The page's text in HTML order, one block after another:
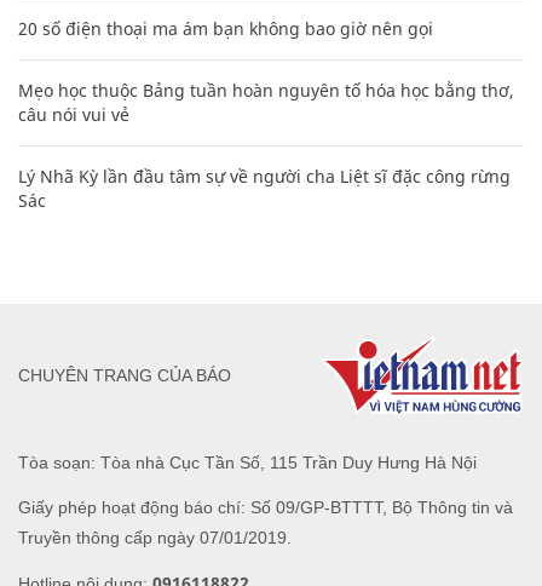
20 số điện thoại ma ám bạn không bao giờ nên gọi
Mẹo học thuộc Bảng tuần hoàn nguyên tố hóa học bằng thơ,
câu nói vui vẻ
Lý Nhã Kỳ lần đầu tâm sự về người cha Liệt sĩ đặc công rừng
Sác
Tòa soạn: Tòa nhà Cục Tần Số, 115 Trần Duy Hưng Hà Nội
Giấy phép hoạt động báo chí: Số 09/GP-BTTTT, Bộ Thông tin và
Truyền thông cấp ngày 07/01/2019.
CHUYÊN TRANG CỦA BÁO